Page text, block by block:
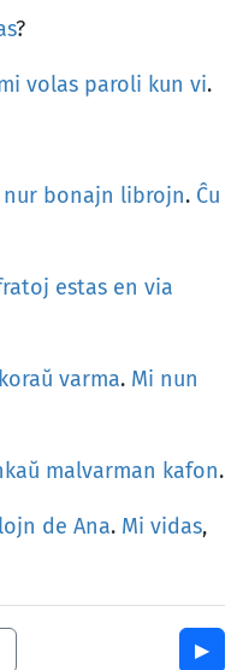
?
volas paroli kun vi.
nur bonajn librojn. Ĉu
estas en via
varma. Mi nun
malvarman kafon.
de Ana. Mi vidas,
▶︎